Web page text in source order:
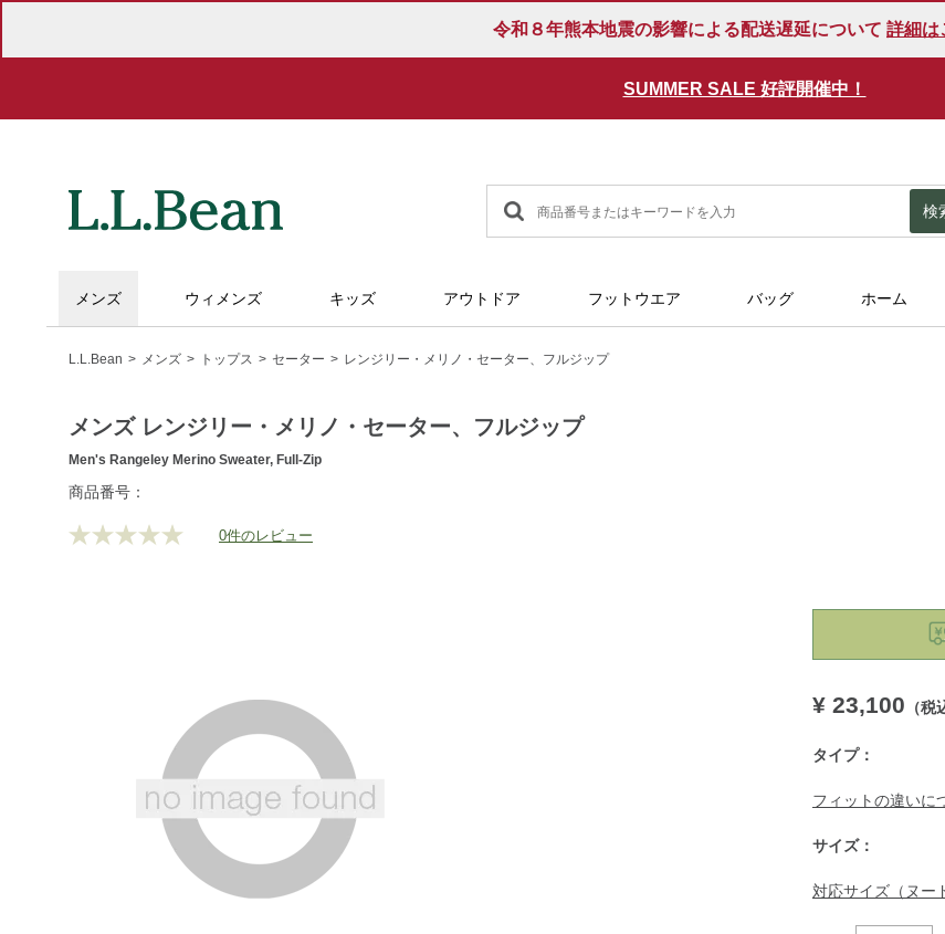
令和８年熊本地震の影響による配送遅延について 詳細は
SUMMER SALE 好評開催中！
検
メンズ ウィメンズ キッズ アウトドア フットウエア バッグ ホーム
L.L.Bean メンズ トップス セーター レンジリー・メリノ・セーター、フルジップ
メンズ レンジリー・メリノ・セーター、フルジップ
Men's Rangeley Merino Sweater, Full-Zip
https://www.llbean.co.jp/mens/tops/sweater/g/P129739.html
商品番号：
評
ジ
リ
0件のレビュー
https://
¥ 23,100 （税
タイプ：
フィットの違いに
サイズ：
対応サイズ（ヌー